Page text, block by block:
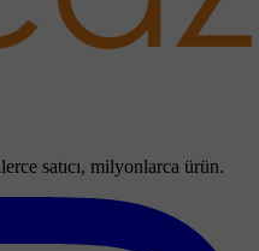
satıcı, milyonlarca ürün.